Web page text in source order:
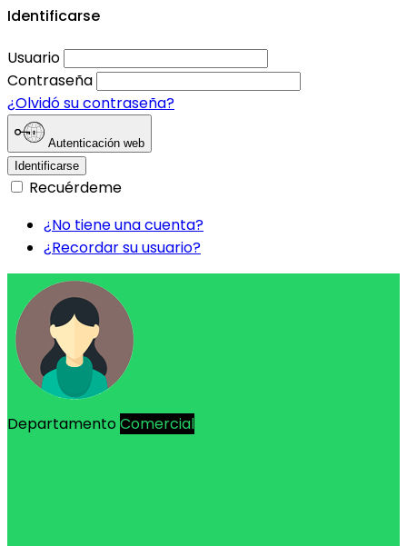
Identificarse
Usuario
Contraseña
¿Olvidó su contraseña?
Autenticación web
Identificarse
Recuérdeme
¿No tiene una cuenta?
¿Recordar su usuario?
DepartamentoComercial